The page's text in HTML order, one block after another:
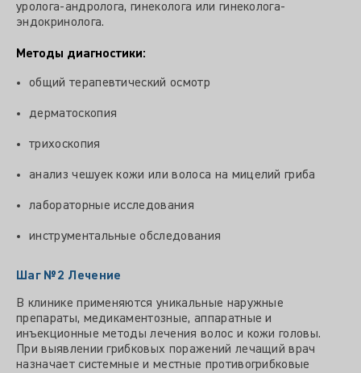
уролога-андролога, гинеколога или гинеколога-
эндокринолога.
Методы диагностики:
общий терапевтический осмотр
дерматоскопия
трихоскопия
анализ чешуек кожи или волоса на мицелий гриба
лабораторные исследования
инструментальные обследования
Шаг №2 Лечение
В клинике применяются уникальные наружные
препараты, медикаментозные, аппаратные и
инъекционные методы лечения волос и кожи головы.
При выявлении грибковых поражений лечащий врач
назначает системные и местные противогрибковые